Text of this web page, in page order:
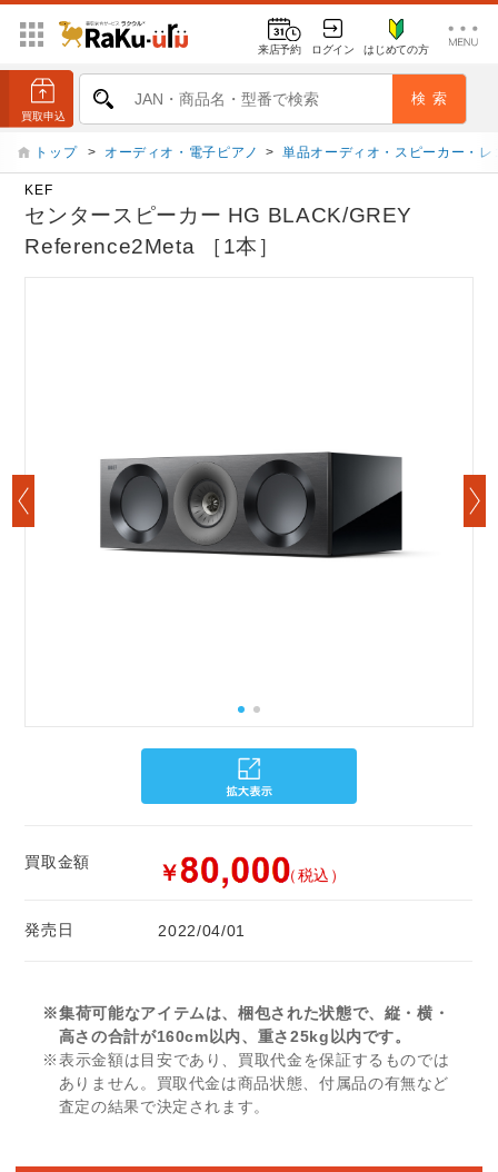
来店予約 ログイン はじめての方
トップ > オーディオ・電子ピアノ > 単品オーディオ・スピーカー・レ
KEF
センタースピーカー HG BLACK/GREY
Reference2Meta ［1本］
買取金額 ￥ （税込）
発売日 2022/04/01
※集荷可能なアイテムは、梱包された状態で、縦・横・
高さの合計が160cm以内、重さ25kg以内です。
※表示金額は目安であり、買取代金を保証するものでは
ありません。買取代金は商品状態、付属品の有無など
査定の結果で決定されます。